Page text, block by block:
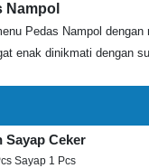
Nampol
Pedas Nampol dengan
enak dinikmati dengan
Sayap Ceker
Sayap 1 Pcs